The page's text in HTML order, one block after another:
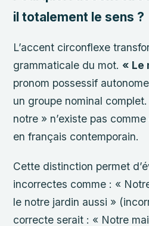
il totalement le sens ?
L’accent circonflexe
grammaticale du mot. « Le
pronom possessif
un groupe nominal
notre » n’existe pas
en français contemporain.
Cette distinction permet
incorrectes comme : «
le notre jardin aussi »
correcte serait : « Notre